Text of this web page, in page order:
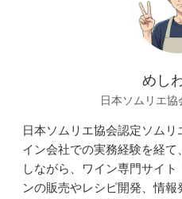
めし
日本ソムリエ
日本ソムリエ協会認定ソム
イン会社での実務経験を経
しながら、ワイン専門サイ
ンの販売やレシピ開発、情報